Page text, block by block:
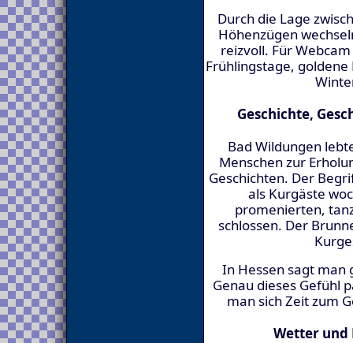
Durch die Lage
Höhenzügen
reizvoll. Für
Frühlingstage,
Geschichte,
Bad Wildungen
Menschen zur
Geschichten. Der
als Kurgäste
promenierten,
schlossen. Der
In Hessen sagt man
Genau dieses Gefühl
man sich Zeit zum
Wetter und